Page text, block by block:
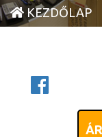
KEZDŐLAP